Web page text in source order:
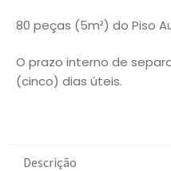
80 peças (5m²) do Piso
O prazo interno de
(cinco) dias úteis.
Descrição